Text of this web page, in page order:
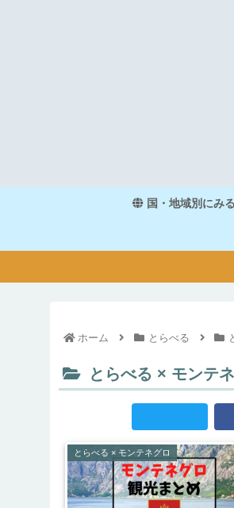
国・地域別にみる
ホーム とらべる
とらべる × モンテ
とらべる × モンテネグロ